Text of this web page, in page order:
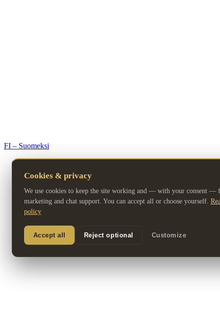
FI – Suomeksi
Cookies & privacy
We use cookies to keep the site working and — with your consent —
marketing and chat support. You can accept all or choose yourself.
policy
Accept all Reject optional Customize